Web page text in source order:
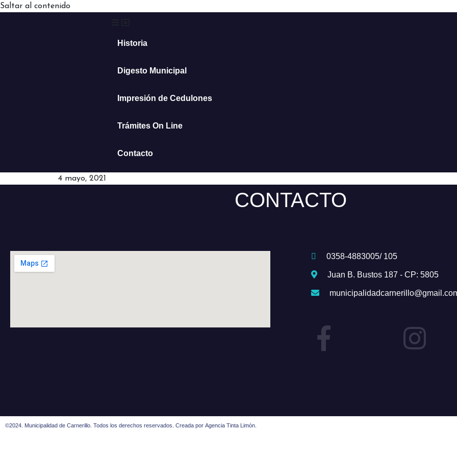
Saltar al contenido
Historia
Digesto Municipal
Impresión de Cedulones
Trámites On Line
Contacto
4 mayo, 2021
CONTACTO
0358-4883005/ 105
Juan B. Bustos 187 - CP: 5805
©2024. Municipalidad de Carnerillo. Todos los derechos reservados. Creada por Agencia Tinta Limón.